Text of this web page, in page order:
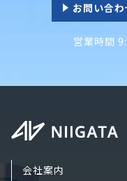
お問い合わ
営業時間
会社案内